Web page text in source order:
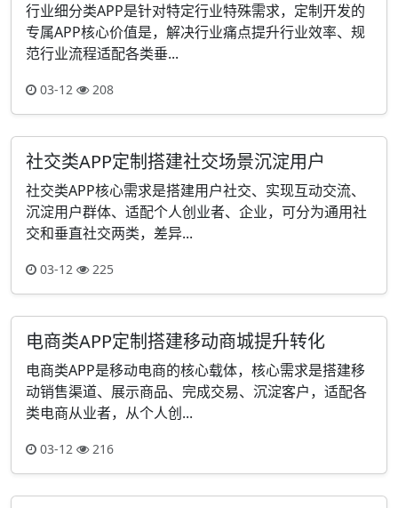
行业细分类APP是针对特定行业特殊需求，定制开发的
专属APP核心价值是，解决行业痛点提升行业效率、规
范行业流程适配各类垂...
03-12 208
社交类APP定制搭建社交场景沉淀用户
社交类APP核心需求是搭建用户社交、实现互动交流、
沉淀用户群体、适配个人创业者、企业，可分为通用社
交和垂直社交两类，差异...
03-12 225
电商类APP定制搭建移动商城提升转化
电商类APP是移动电商的核心载体，核心需求是搭建移
动销售渠道、展示商品、完成交易、沉淀客户，适配各
类电商从业者，从个人创...
03-12 216